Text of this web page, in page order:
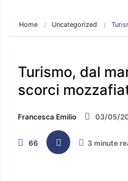
Home Uncategorized
Turismo, dal
scorci
Francesca Emilio 03/05/
66 3 minute